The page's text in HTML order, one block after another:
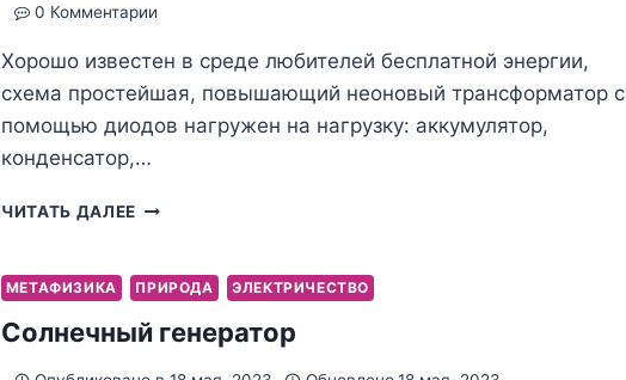
0 Комментарии
Хорошо известен в среде любителей бесплатной энергии,
схема простейшая, повышающий неоновый трансформатор с
помощью диодов нагружен на нагрузку: аккумулятор,
конденсатор,…
ЧИТАТЬ ДАЛЕЕ НЕОННИК
МЕТАФИЗИКА ПРИРОДА ЭЛЕКТРИЧЕСТВО
Солнечный генератор